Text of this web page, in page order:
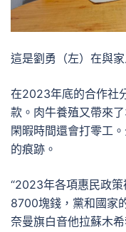
這是劉勇（左）在與
在2023年底的合作社
款。肉牛養殖又帶來
閑暇時間還會打零工
的痕跡。
“2023年各項惠民政
8700塊錢，黨和國家
奈曼旗白音他拉蘇木